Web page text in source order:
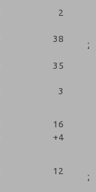
2
38
2
35
3
16
+4
12
2